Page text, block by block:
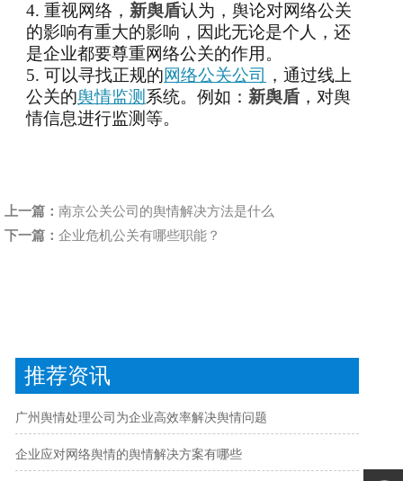
4. 重视网络 ， 新舆盾认为， 舆论对网络公关
的影响有重大的影响，因此无论是个人，还
是企业都要尊重网络公关的作用。
5. 可以寻找正规的网络公关公司 ，通过线上
公关的舆情监测 系统。例如： 新舆盾 ，对舆
情信息进行监测等。
上一篇： 南京公关公司的舆情解决方法是什么
下一篇： 企业危机公关有哪些职能？
推荐资讯
广州舆情处理公司为企业高效率解决舆情问题
企业应对网络舆情的舆情解决方案有哪些